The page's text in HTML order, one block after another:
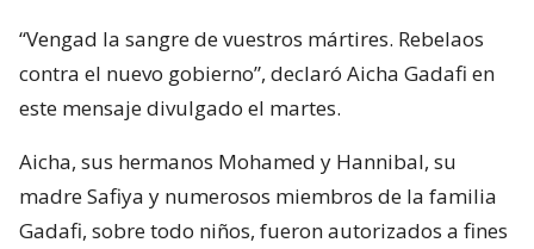
“Vengad la sangre de vuestros mártires. Rebelaos
contra el nuevo gobierno”, declaró Aicha Gadafi en
este mensaje divulgado el martes.
Aicha, sus hermanos Mohamed y Hannibal, su
madre Safiya y numerosos miembros de la familia
Gadafi, sobre todo niños, fueron autorizados a fines